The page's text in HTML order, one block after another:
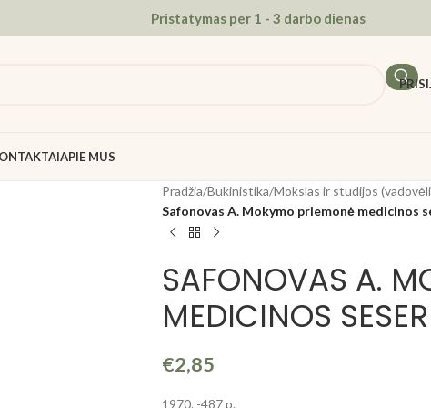
Pristatymas per 1 - 3 darbo dienas
APIE MUS
Pradžia/Bukinistika/Mokslas ir studijos
Safonovas A. Mokymo priemonė medicinos
SAFONOVAS A.
MEDICINOS
€2,85
1970. -487 p.